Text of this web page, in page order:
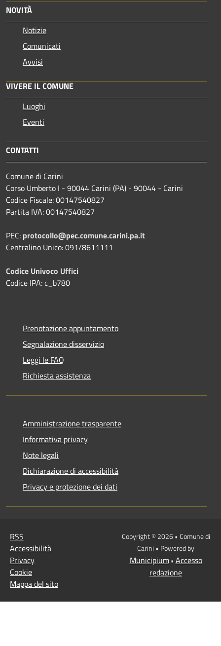
NOVITÀ
Notizie
Comunicati
Avvisi
VIVERE IL COMUNE
Luoghi
Eventi
CONTATTI
Comune di Carini
Corso Umberto I - 90044 Carini (PA) - 90044 - Carini
Codice Fiscale: 00147540827
Partita IVA: 00147540827
PEC: protocollo@pec.comune.carini.pa.it
Centralino Unico: 091/8611111
Codice Univoco Uffici
Codice IPA: c_b780
Prenotazione appuntamento
Segnalazione disservizio
Leggi le FAQ
Richiesta assistenza
Amministrazione trasparente
Informativa privacy
Note legali
Dichiarazione di accessibilità
Privacy e protezione dei dati
RSS
Accessibilità
Privacy
Cookie
Mappa del sito
Copyright © 2026 • Comune di
Carini • Powered by
Municipium• Accesso
redazione